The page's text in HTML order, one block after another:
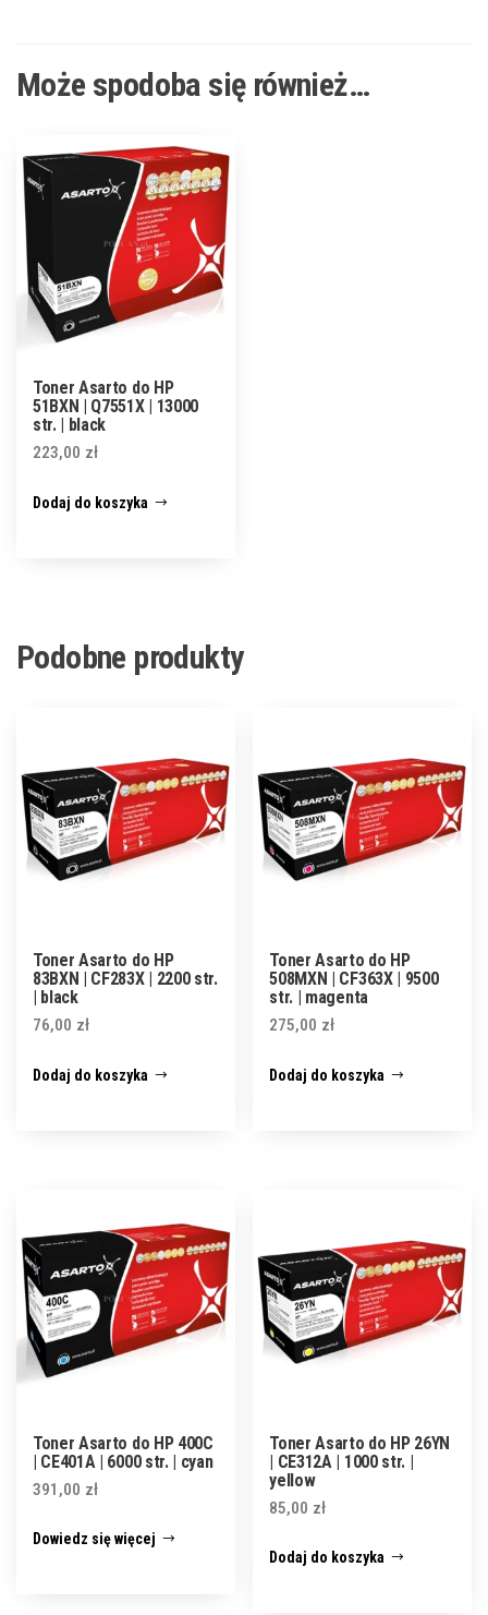
Może spodoba się również…
Toner Asarto do HP
51BXN | Q7551X | 13000
str. | black
223,00 zł
Dodaj do koszyka
Podobne produkty
Toner Asarto do HP
83BXN | CF283X | 2200 str.
| black
76,00 zł
Dodaj do koszyka
Toner Asarto do HP
508MXN | CF363X | 9500
str. | magenta
275,00 zł
Dodaj do koszyka
Toner Asarto do HP 400C
| CE401A | 6000 str. | cyan
391,00 zł
Dowiedz się więcej
Toner Asarto do HP 26YN
| CE312A | 1000 str. |
yellow
85,00 zł
Dodaj do koszyka